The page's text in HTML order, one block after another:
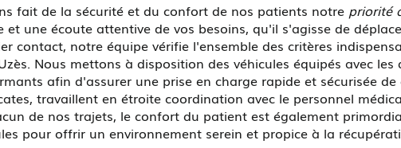
fait de la sécurité et du confort de nos patients notre priorité
une écoute attentive de vos besoins, qu'il s'agisse de
contact, notre équipe vérifie l'ensemble des critères
Nous mettons à disposition des véhicules équipés avec
afin d'assurer une prise en charge rapide et sécurisée
travaillent en étroite coordination avec le personnel
de nos trajets, le confort du patient est également
pour offrir un environnement serein et propice à la